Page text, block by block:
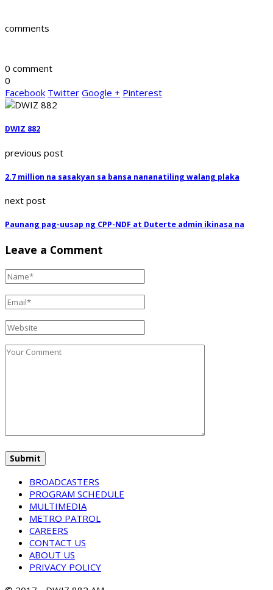
comments
0 comment
0
Facebook Twitter Google + Pinterest
DWIZ 882
previous post
2.7 million na sasakyan sa bansa nananatiling walang plaka
next post
Paunang pag-uusap ng CPP-NDF at Duterte admin ikinasa na
Leave a Comment
BROADCASTERS
PROGRAM SCHEDULE
MULTIMEDIA
METRO PATROL
CAREERS
CONTACT US
ABOUT US
PRIVACY POLICY